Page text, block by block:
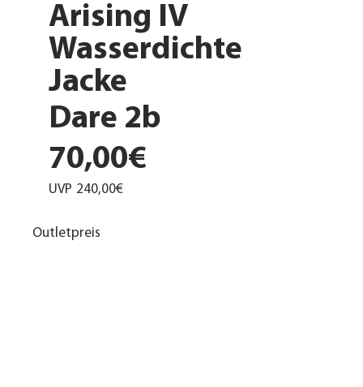
Arising IV
Wasserdichte
Jacke
Dare 2b
70,00€
UVP 240,00€
Outletpreis